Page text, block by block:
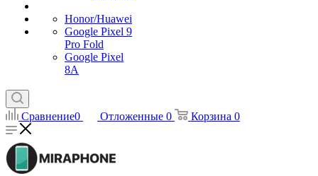
Honor/Huawei
Google Pixel 9
Pro Fold
Google Pixel
8A
Сравнение0 Отложенные 0 Корзина 0